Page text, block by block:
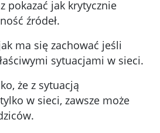
pokazać jak krytycznie
źródeł.
ma się zachować jeśli
sytuacjami w sieci.
że z sytuacją
w sieci, zawsze może